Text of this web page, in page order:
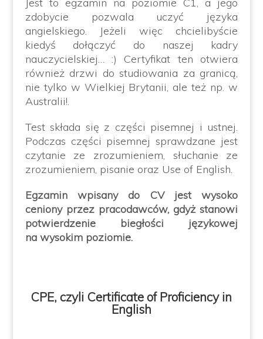
Jest to egzamin na poziomie C1, a jego
zdobycie pozwala uczyć języka
angielskiego. Jeżeli więc chcielibyście
kiedyś dołączyć do naszej kadry
nauczycielskiej… :) Certyfikat ten otwiera
również drzwi do studiowania za granicą,
nie tylko w Wielkiej Brytanii, ale też np. w
Australii!.
Test składa się z części pisemnej i ustnej.
Podczas części pisemnej sprawdzane jest
czytanie ze zrozumieniem, słuchanie ze
zrozumieniem, pisanie oraz Use of English.
Egzamin wpisany do CV jest wysoko
ceniony przez pracodawców, gdyż stanowi
potwierdzenie biegłości językowej
na wysokim poziomie.
CPE, czyli Certificate of Proficiency in
English